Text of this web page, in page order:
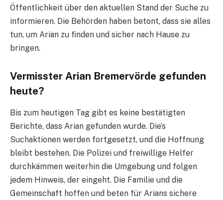
Öffentlichkeit über den aktuellen Stand der Suche zu
informieren. Die Behörden haben betont, dass sie alles
tun, um Arian zu finden und sicher nach Hause zu
bringen.
Vermisster Arian Bremervörde gefunden
heute?
Bis zum heutigen Tag gibt es keine bestätigten
Berichte, dass Arian gefunden wurde. Die’s
Suchaktionen werden fortgesetzt, und die Hoffnung
bleibt bestehen. Die Polizei und freiwillige Helfer
durchkämmen weiterhin die Umgebung und folgen
jedem Hinweis, der eingeht. Die Familie und die
Gemeinschaft hoffen und beten für Arians sichere